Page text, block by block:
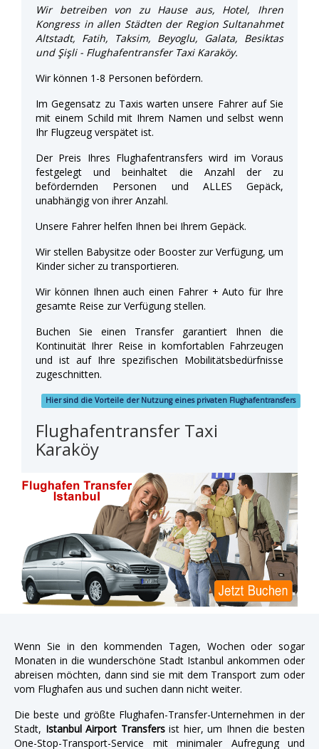
Wir betreiben von zu Hause aus, Hotel, Ihren
Kongress in allen Städten der Region Sultanahmet
Altstadt, Fatih, Taksim, Beyoglu, Galata, Besiktas
und Şişli - Flughafentransfer Taxi Karaköy.
Wir können 1-8 Personen befördern.
Im Gegensatz zu Taxis warten unsere Fahrer auf Sie
mit einem Schild mit Ihrem Namen und selbst wenn
Ihr Flugzeug verspätet ist.
Der Preis Ihres Flughafentransfers wird im Voraus
festgelegt und beinhaltet die Anzahl der zu
befördernden Personen und ALLES Gepäck,
unabhängig von ihrer Anzahl.
Unsere Fahrer helfen Ihnen bei Ihrem Gepäck.
Wir stellen Babysitze oder Booster zur Verfügung, um
Kinder sicher zu transportieren.
Wir können Ihnen auch einen Fahrer + Auto für Ihre
gesamte Reise zur Verfügung stellen.
Buchen Sie einen Transfer garantiert Ihnen die
Kontinuität Ihrer Reise in komfortablen Fahrzeugen
und ist auf Ihre spezifischen Mobilitätsbedürfnisse
zugeschnitten.
Hier sind die Vorteile der Nutzung eines privaten Flughafentransfers
Flughafentransfer Taxi
Karaköy
Wenn Sie in den kommenden Tagen, Wochen oder sogar
Monaten in die wunderschöne Stadt Istanbul ankommen oder
abreisen möchten, dann sind sie mit dem Transport zum oder
vom Flughafen aus und suchen dann nicht weiter.
Die beste und größte Flughafen-Transfer-Unternehmen in der
Stadt, Istanbul Airport Transfersist hier, um Ihnen die besten
One-Stop-Transport-Service mit minimaler Aufregung und